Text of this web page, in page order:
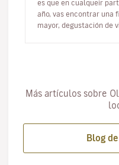
es que en cualqueir
año, vas encontrar una
mayor, degustación de
Más artículos sobre
Blog